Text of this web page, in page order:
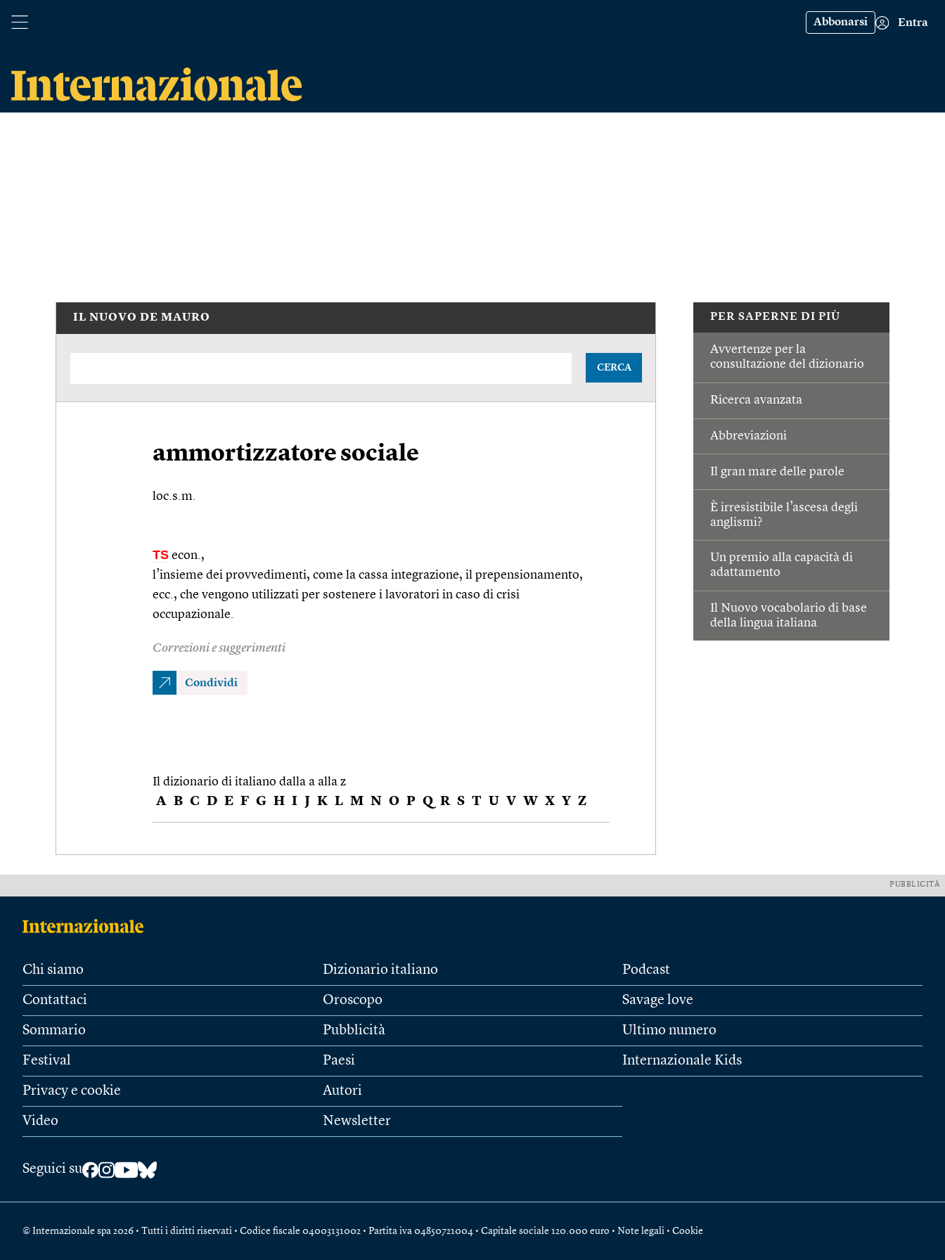
Abbonarsi Entra
PER SAPERNE DI PIÙ
Avvertenze per la
consultazione del dizionario
Ricerca avanzata
Abbreviazioni
Il gran mare delle parole
È irresistibile l’ascesa degli
anglismi?
Un premio alla capacità di
adattamento
Il Nuovo vocabolario di base
della lingua italiana
IL NUOVO DE MAURO
CERCA
ammortizzatore sociale
loc.s.m.
TS econ.,
l’insieme dei provvedimenti, come la cassa integrazione, il prepensionamento,
ecc., che vengono utilizzati per sostenere i lavoratori in caso di crisi
occupazionale.
Correzioni e suggerimenti
Condividi
Il dizionario di italiano dalla a alla z
A B C D E F G H I J K L M N O P Q R S T U V W X Y Z
PUBBLICITÀ
Chi siamo
Contattaci
Sommario
Festival
Privacy e cookie
Video
Dizionario italiano
Oroscopo
Pubblicità
Paesi
Autori
Newsletter
Podcast
Savage love
Ultimo numero
Internazionale Kids
Seguici su
© Internazionale spa 2026 • Tutti i diritti riservati • Codice fiscale 04003131002 • Partita iva 04850721004 • Capitale sociale 120.000 euro • Note legali • Cookie